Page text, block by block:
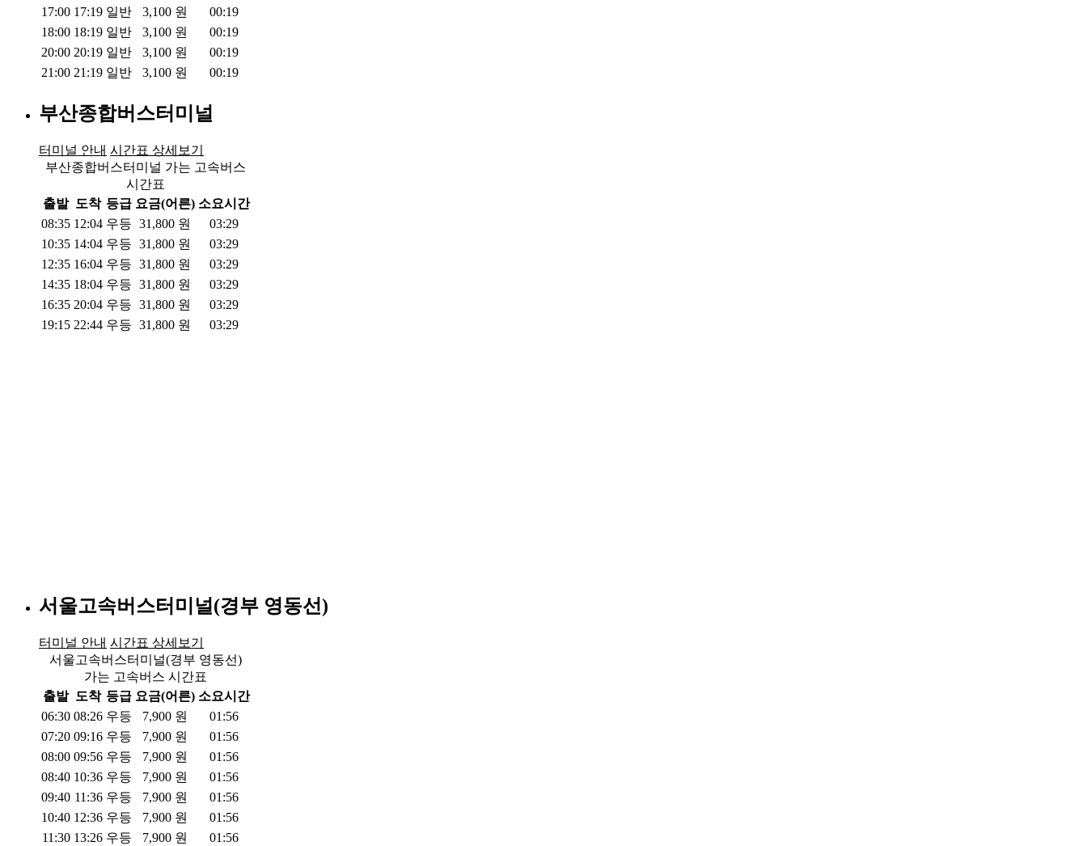
17:00 17:19 일반 3,100 원
00:19
18:00 18:19 일반 3,100 원
00:19
20:00 20:19 일반 3,100 원
00:19
21:00 21:19 일반 3,100 원 00:19
부산종합버스터미널
터미널 안내 시간표 상세보기
부산종합버스터미널 가는 고속버스
시간표
출발 도착 등급 요금(어른) 소요시간
08:35 12:04 우등 31,800 원
03:29
10:35 14:04 우등 31,800 원
03:29
12:35 16:04 우등 31,800 원
03:29
14:35 18:04 우등 31,800 원
03:29
16:35 20:04 우등 31,800 원
03:29
19:15 22:44 우등 31,800 원 03:29
서울고속버스터미널(경부 영동선)
터미널 안내 시간표 상세보기
서울고속버스터미널(경부 영동선)
가는 고속버스 시간표
출발 도착 등급 요금(어른) 소요시간
06:30 08:26 우등 7,900 원
01:56
07:20 09:16 우등 7,900 원
01:56
08:00 09:56 우등 7,900 원
01:56
08:40 10:36 우등 7,900 원
01:56
09:40 11:36 우등 7,900 원
01:56
10:40 12:36 우등 7,900 원
01:56
11:30 13:26 우등 7,900 원 01:56